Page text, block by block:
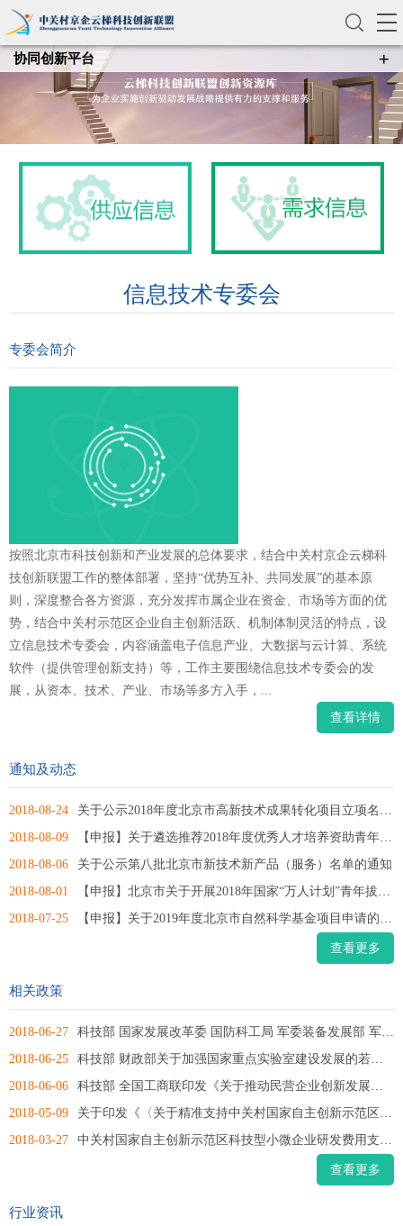
协同创新平台 +
协同创新平台
信息技术专委会
专委会简介
按照北京市科技创新和产业发展的总体要求，结合中关村京企云梯科
技创新联盟工作的整体部署，坚持“优势互补、共同发展”的基本原
则，深度整合各方资源，充分发挥市属企业在资金、市场等方面的优
势，结合中关村示范区企业自主创新活跃、机制体制灵活的特点，设
立信息技术专委会，内容涵盖电子信息产业、大数据与云计算、系统
软件（提供管理创新支持）等，工作主要围绕信息技术专委会的发
展，从资本、技术、产业、市场等多方入手，...
查看详情
通知及动态
2018-08-24
关于公示2018年度北京市高新技术成果转化项目立项名单的通知
2018-08-09
【申报】关于遴选推荐2018年度优秀人才培养资助青年拔尖个人...
2018-08-06
关于公示第八批北京市新技术新产品（服务）名单的通知
2018-08-01
【申报】北京市关于开展2018年国家“万人计划”青年拔尖人才...
2018-07-25
【申报】关于2019年度北京市自然科学基金项目申请的通知
查看更多
相关政策
2018-06-27
科技部 国家发展改革委 国防科工局 军委装备发展部 军委科技...
2018-06-25
科技部 财政部关于加强国家重点实验室建设发展的若干意见
2018-06-06
科技部 全国工商联印发《关于推动民营企业创新发展的指导意...
2018-05-09
关于印发《〈关于精准支持中关村国家自主创新示范区重大前沿...
2018-03-27
中关村国家自主创新示范区科技型小微企业研发费用支持资金管...
查看更多
行业资讯